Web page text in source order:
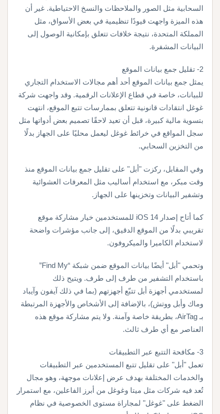
السحابية مثل الصور والملاحظات والنسخ الاحتياطية. غير أن
هذه الميزة واجهت قيودًا تنظيمية في بعض الأسواق، مثل
المملكة المتحدة، نتيجة خلافات تتعلق بإمكانية الوصول إلى
البيانات المشفرة.
2- تقليل جمع بيانات الموقع
يمثل جمع بيانات الموقع أحد أهم مجالات الاستخدام التجاري
للبيانات، خاصة في قطاع الإعلانات الرقمية. وقد واجهت شركة
غوغل انتقادات قانونية تتعلق بممارسات تتبع الموقع، انتهت
بتسوية مالية كبيرة، قبل أن تعيد لاحقًا تصميم بعض أدواتها مثل
سجل المواقع في خرائط غوغل ليعمل محليًا على الجهاز بدلًا
من التخزين السحابي.
وفي المقابل، ركزت "أبل" على تقليل جمع بيانات الموقع منذ
وقت مبكر، مع استخدام أساليب مثل المعرفات العشوائية
وتشفير البيانات وتخزينها على الجهاز.
كما أتاح إصدار iOS 14 للمستخدمين خيار مشاركة موقع
تقريبي بدلًا من الموقع الدقيق، إلى جانب مؤشرات واضحة
لاستخدام الكاميرا والميكروفون.
وتحمي "أبل" أيضًا بيانات الموقع ضمن شبكة “Find My”
باستخدام التشفير من طرف إلى طرف. ويتيح ذلك
لمستخدمي أجهزة أبل تتبّع أجهزتهم (بما في ذلك آيفون وآيباد
وماك وأبل ووتش)، بالإضافة إلى الأشخاص والأجهزة المرتبطة
بـ AirTag، بطريقة خاصة وآمنة. ولا يتم مشاركة موقع هذه
العناصر مع أي طرف ثالث.
3- مكافحة التتبع عبر التطبيقات
تعمل "أبل" على تقليل تتبع المستخدمين عبر التطبيقات
والخدمات المختلفة بهدف عرض إعلانات موجهة، وهو مجال
تُعد فيه شركات مثل ميتا وغوغل من أبرز الفاعلين، مع استمرار
الضغط على "غوغل" لمجاراة مستوى الخصوصية في نظام